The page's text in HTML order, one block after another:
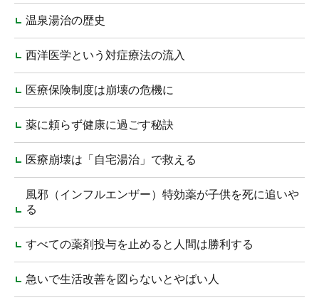
温泉湯治の歴史
西洋医学という対症療法の流入
医療保険制度は崩壊の危機に
薬に頼らず健康に過ごす秘訣
医療崩壊は「自宅湯治」で救える
風邪（インフルエンザー）特効薬が子供を死に追いや
る
すべての薬剤投与を止めると人間は勝利する
急いで生活改善を図らないとやばい人